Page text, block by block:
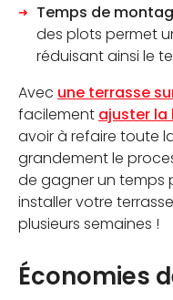
Temps de
des plots permet
réduisant ainsi le
Avec une terrasse
facilement ajuster la
avoir à refaire toute
grandement le
de gagner un temps
installer votre
plusieurs semaines !
Économies